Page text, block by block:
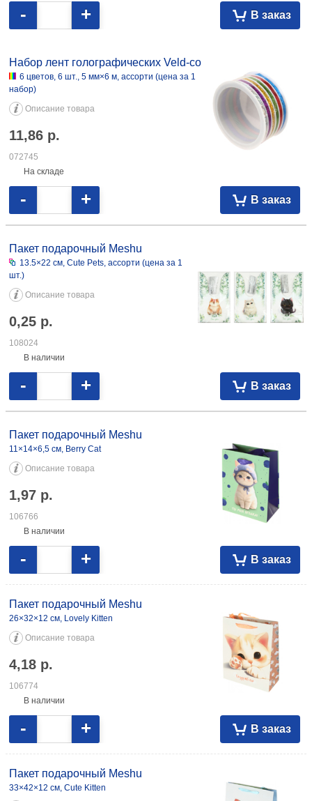
В заказ
- +
Набор лент голографических Veld-co
6 цветов, 6 шт., 5 мм×6 м, ассорти (цена за 1
набор)
Описание товара
11,86 р.
072745
На складе
В заказ
- +
Пакет подарочный Meshu
13.5×22 см, Cute Pets, ассорти (цена за 1
шт.)
Описание товара
0,25 р.
108024
В наличии
В заказ
- +
Пакет подарочный Meshu
11×14×6,5 см, Berry Cat
Описание товара
1,97 р.
106766
В наличии
В заказ
- +
Пакет подарочный Meshu
26×32×12 см, Lovely Kitten
Описание товара
4,18 р.
106774
В наличии
В заказ
- +
Пакет подарочный Meshu
33×42×12 см, Cute Kitten